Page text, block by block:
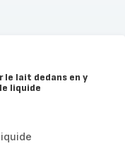
le lait dedans en y
liquide